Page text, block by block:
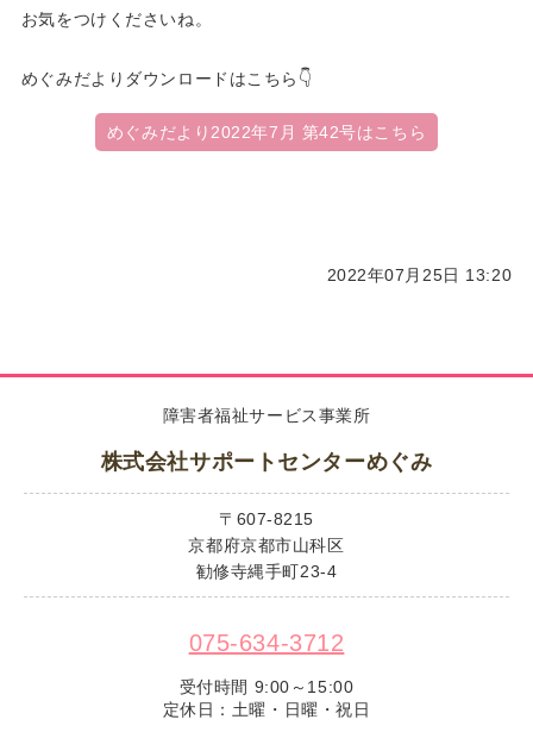
お気をつけくださいね。
めぐみだよりダウンロードはこちら👇
めぐみだより2022年7月 第42号はこちら
2022年07月25日 13:20
障害者福祉サービス事業所
株式会社サポートセンターめぐみ
〒607-8215
京都府京都市山科区
勧修寺縄手町23-4
075-634-3712
受付時間 9:00～15:00
定休日：土曜・日曜・祝日